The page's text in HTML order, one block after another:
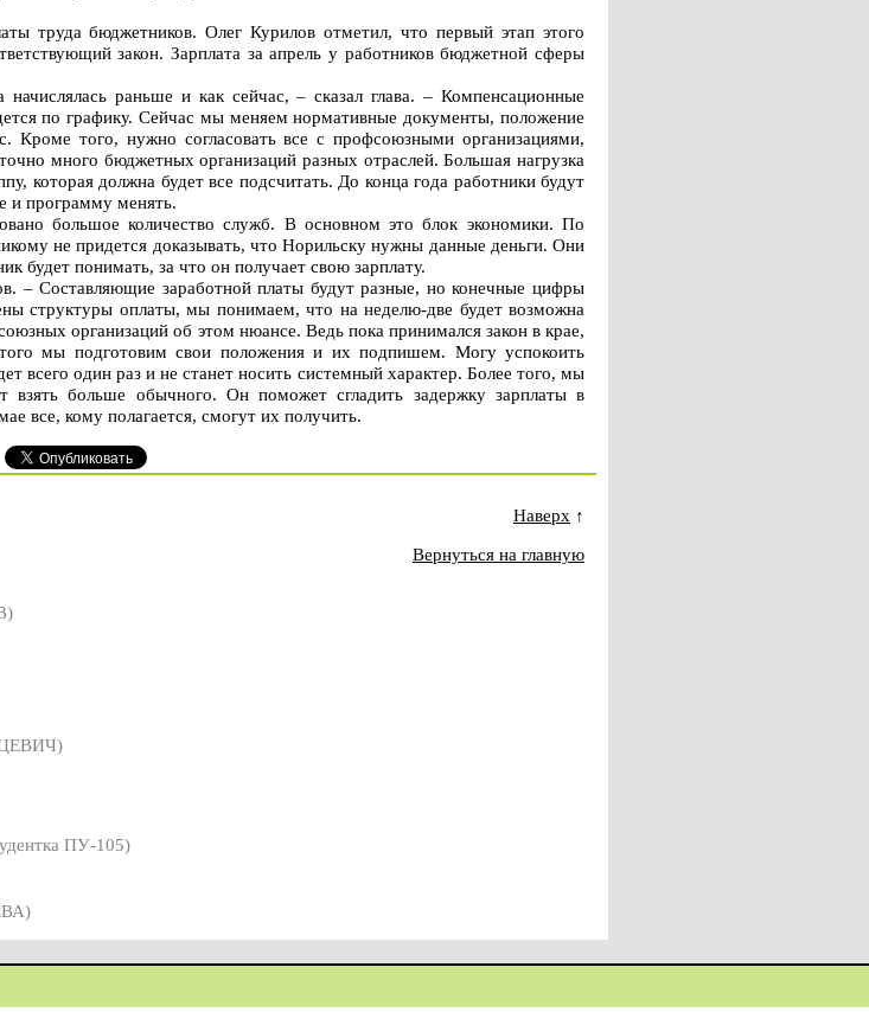
труда бюджетников. Олег Курилов отметил, что первый этап этого
закон. Зарплата за апрель у работников бюджетной сферы
раньше и как сейчас, – сказал глава. – Компенсационные
по графику. Сейчас мы меняем нормативные документы, положение
Кроме того, нужно согласовать все с профсоюзными организациями,
много бюджетных организаций разных отраслей. Большая нагрузка
которая должна будет все подсчитать. До конца года работники будут
и программу менять.
большое количество служб. В основном это блок экономики. По
не придется доказывать, что Норильску нужны данные деньги. Они
будет понимать, за что он получает свою зарплату.
– Составляющие заработной платы будут разные, но конечные цифры
структуры оплаты, мы понимаем, что на неделю-две будет возможна
организаций об этом нюансе. Ведь пока принимался закон в крае,
мы подготовим свои положения и их подпишем. Могу успокоить
всего один раз и не станет носить системный характер. Более того, мы
взять больше обычного. Он поможет сгладить задержку зарплаты в
все, кому полагается, смогут их получить.
ПУ-105)
Наверх ↑
Вернуться на главную